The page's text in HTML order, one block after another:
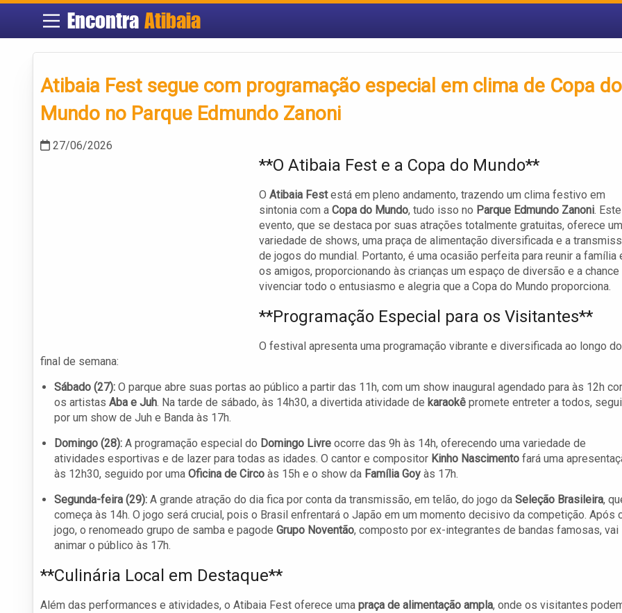
EncontraAtibaia
Atibaia Fest segue com programação especial em clima de Copa do
Mundo no Parque Edmundo Zanoni
27/06/2026
**O Atibaia Fest e a Copa do Mundo**
O Atibaia Festestá em pleno andamento, trazendo um clima festivo em
sintonia com a Copa do Mundo, tudo isso no Parque Edmundo Zanoni. Este
evento, que se destaca por suas atrações totalmente gratuitas, oferece
variedade de shows, uma praça de alimentação diversificada e a
de jogos do mundial. Portanto, é uma ocasião perfeita para reunir a família
os amigos, proporcionando às crianças um espaço de diversão e a chance
vivenciar todo o entusiasmo e alegria que a Copa do Mundo proporciona.
**Programação Especial para os Visitantes**
O festival apresenta uma programação vibrante e diversificada ao longo do
final de semana:
Sábado (27): O parque abre suas portas ao público a partir das 11h, com um show inaugural agendado para às 12h
os artistas Aba e Juh. Na tarde de sábado, às 14h30, a divertida atividade de karaokê promete entreter a todos,
por um show de Juh e Banda às 17h.
Domingo (28): A programação especial do Domingo Livre ocorre das 9h às 14h, oferecendo uma variedade de
atividades esportivas e de lazer para todas as idades. O cantor e compositor Kinho Nascimento fará uma
às 12h30, seguido por uma Oficina de Circo às 15h e o show da Família Goy às 17h.
Segunda-feira (29): A grande atração do dia fica por conta da transmissão, em telão, do jogo da Seleção Brasileira,
começa às 14h. O jogo será crucial, pois o Brasil enfrentará o Japão em um momento decisivo da competição. Após
jogo, o renomeado grupo de samba e pagode Grupo Noventão, composto por ex-integrantes de bandas famosas, vai
animar o público às 17h.
**Culinária Local em Destaque**
Além das performances e atividades, o Atibaia Fest oferece uma praça de alimentação ampla, onde os visitantes